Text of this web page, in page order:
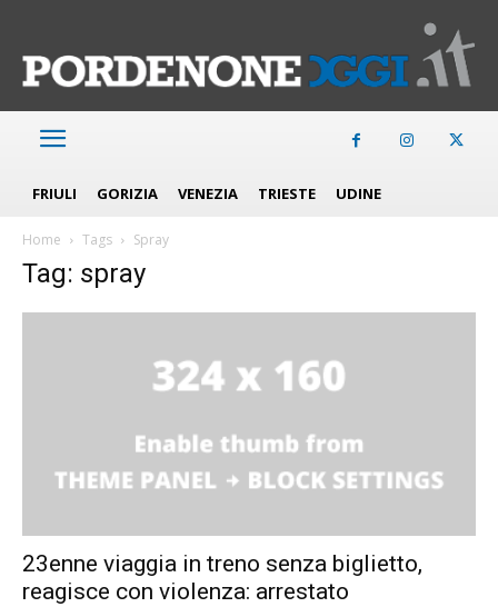
FRIULI GORIZIA VENEZIA TRIESTE UDINE
Home Tags Spray
Tag: spray
23enne viaggia in treno senza biglietto,
reagisce con violenza: arrestato